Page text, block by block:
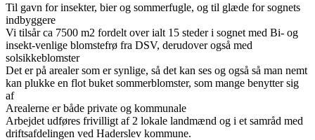
Til gavn for insekter, bier og sommerfugle, og til glæde for sognets
indbyggere
Vi tilsår ca 7500 m2 fordelt over ialt 15 steder i sognet med Bi- og
insekt-venlige blomstefrø fra DSV, derudover også med
solsikkeblomster
Det er på arealer som er synlige, så det kan ses og også så man nemt
kan plukke en flot buket sommerblomster, som mange benytter sig
af
Arealerne er både private og kommunale
Arbejdet udføres frivilligt af 2 lokale landmænd og i et samråd med
driftsafdelingen ved Haderslev kommune.